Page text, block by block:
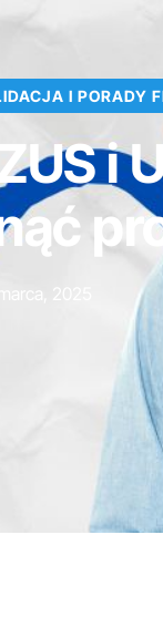
I PORADY
i
marca, 2025